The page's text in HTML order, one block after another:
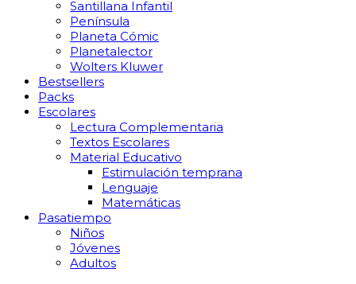
Santillana Infantil
Península
Planeta Cómic
Planetalector
Wolters Kluwer
Bestsellers
Packs
Escolares
Lectura Complementaria
Textos Escolares
Material Educativo
Estimulación temprana
Lenguaje
Matemáticas
Pasatiempo
Niños
Jóvenes
Adultos